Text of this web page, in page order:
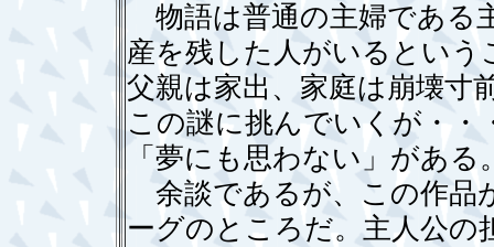
物語は普通の主婦である
産を残した人がいるとい
父親は家出、家庭は崩壊寸
この謎に挑んでいくが・・
「夢にも思わない」があ
余談であるが、この作品
ーグのところだ。主人公の